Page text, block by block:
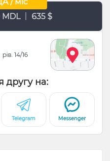
MDL 635 $
рів. 14/16
другу на:
Telegram Messenger